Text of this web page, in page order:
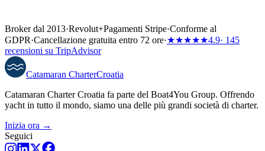
Broker dal 2013·Revolut+Pagamenti Stripe·Conforme al
GDPR·Cancellazione gratuita entro 72 ore·★★★★★4.9· 145
recensioni su TripAdvisor
Catamaran CharterCroatia
Catamaran Charter Croatia fa parte del Boat4You Group. Offrendo
yacht in tutto il mondo, siamo una delle più grandi società di charter.
Inizia ora →
Seguici